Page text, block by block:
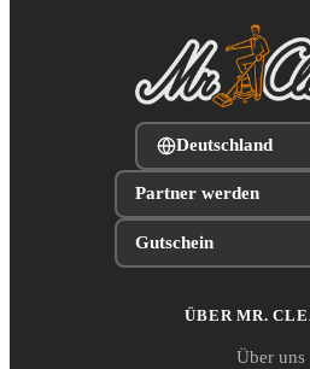
Deutschland
Partner werden
Gutschein
ÜBER MR.
Über uns